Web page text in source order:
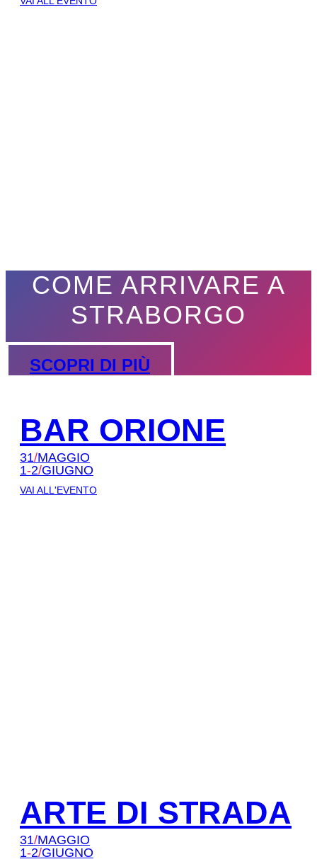
COME ARRIVARE A
STRABORGO
SCOPRI DI PIÙ
BAR ORIONE
31/MAGGIO
1-2/GIUGNO
VAI ALL'EVENTO
ARTE DI STRADA
31/MAGGIO
1-2/GIUGNO